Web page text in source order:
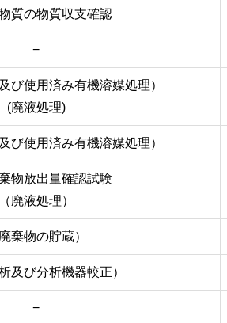
質の物質収支確認
−
び使用済み有機溶媒処理）
(廃液処理)
び使用済み有機溶媒処理）
物放出量確認試験
（廃液処理）
廃棄物の貯蔵）
及び分析機器較正）
−